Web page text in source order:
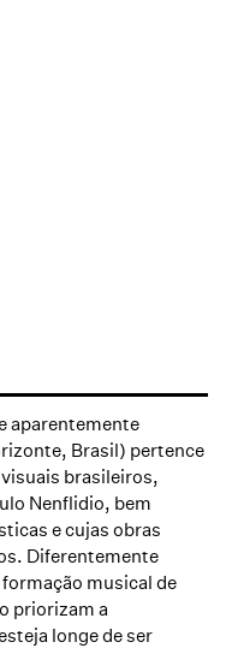
aparentemente
Brasil) pertence
brasileiros,
Nenflidio, bem
e cujas obras
Diferentemente
musical de
priorizam a
longe de ser